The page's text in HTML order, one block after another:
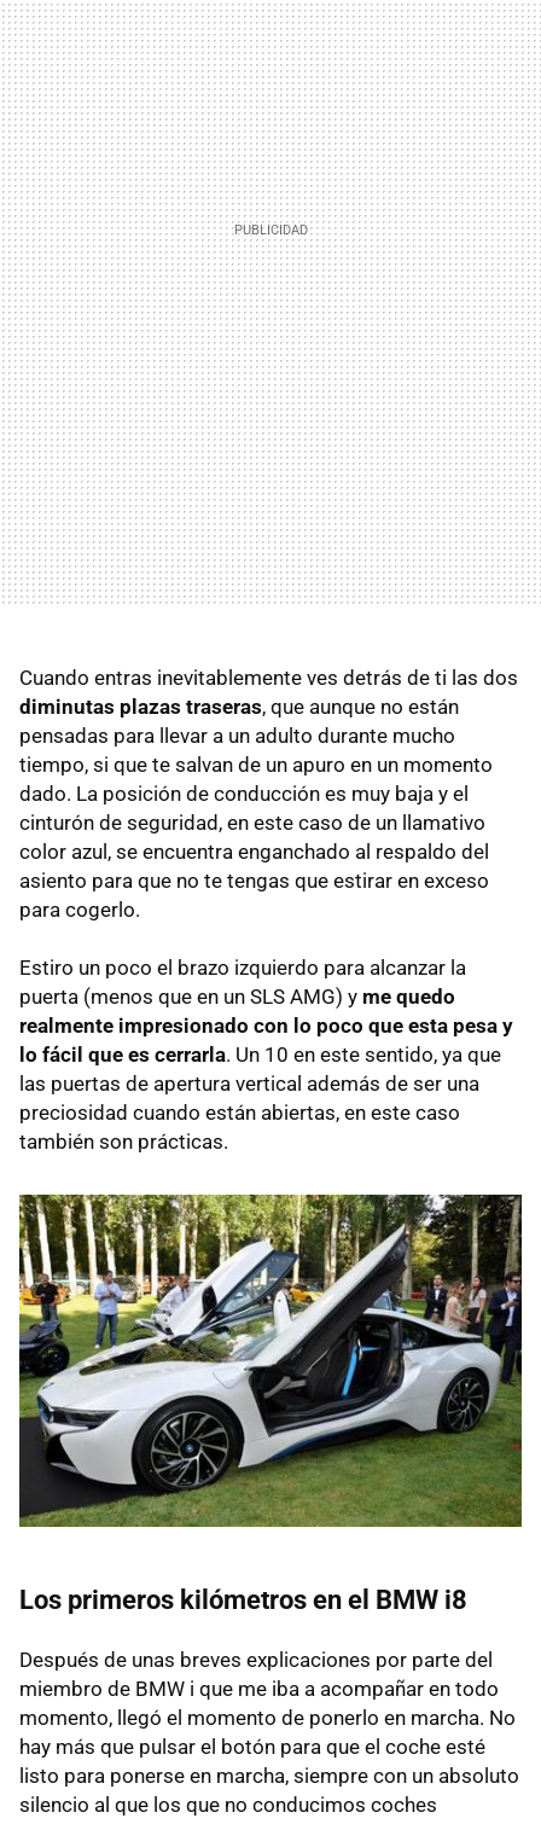
Cuando entras inevitablemente ves detrás de ti las dos
diminutas plazas traseras, que aunque no están
pensadas para llevar a un adulto durante mucho
tiempo, si que te salvan de un apuro en un momento
dado. La posición de conducción es muy baja y el
cinturón de seguridad, en este caso de un llamativo
color azul, se encuentra enganchado al respaldo del
asiento para que no te tengas que estirar en exceso
para cogerlo.
Estiro un poco el brazo izquierdo para alcanzar la
puerta (menos que en un SLS AMG) y me quedo
realmente impresionado con lo poco que esta pesa y
lo fácil que es cerrarla. Un 10 en este sentido, ya que
las puertas de apertura vertical además de ser una
preciosidad cuando están abiertas, en este caso
también son prácticas.
Los primeros kilómetros en el BMW i8
Después de unas breves explicaciones por parte del
miembro de BMW i que me iba a acompañar en todo
momento, llegó el momento de ponerlo en marcha. No
hay más que pulsar el botón para que el coche esté
listo para ponerse en marcha, siempre con un absoluto
silencio al que los que no conducimos coches